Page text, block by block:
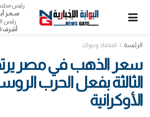
رئيس
ســمـر
رئيس
أشرف
الرئيسة اقتصاد وبنوك
سعر الذهب في مصر
الثالثة بفعل الحرب
الأوكرانية